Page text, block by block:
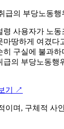
급의 부당노동행
령 사용자가 노동
마땅하게 여겼다
구실에 불과하
급의 부당노동행
기 ↗
이며, 구체적 사